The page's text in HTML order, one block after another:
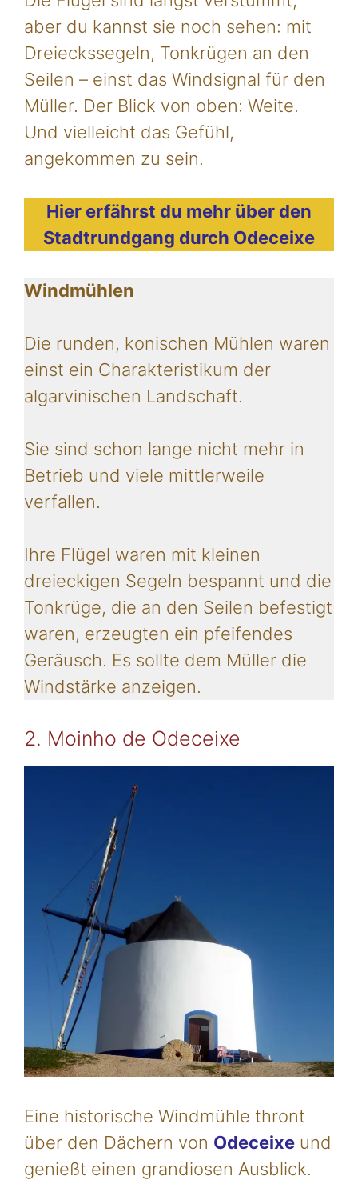
aber du kannst sie noch sehen: mit
Dreieckssegeln, Tonkrügen an den
Seilen – einst das Windsignal für den
Müller. Der Blick von oben: Weite.
Und vielleicht das Gefühl,
angekommen zu sein.
Hier erfährst du mehr über den
Stadtrundgang durch Odeceixe
Windmühlen
Die runden, konischen Mühlen waren
einst ein Charakteristikum der
algarvinischen Landschaft.
Sie sind schon lange nicht mehr in
Betrieb und viele mittlerweile
verfallen.
Ihre Flügel waren mit kleinen
dreieckigen Segeln bespannt und die
Tonkrüge, die an den Seilen befestigt
waren, erzeugten ein pfeifendes
Geräusch. Es sollte dem Müller die
Windstärke anzeigen.
2. Moinho de Odeceixe
Eine historische Windmühle thront
über den Dächern von Odeceixe und
genießt einen grandiosen Ausblick.